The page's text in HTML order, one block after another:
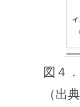
図４
（出